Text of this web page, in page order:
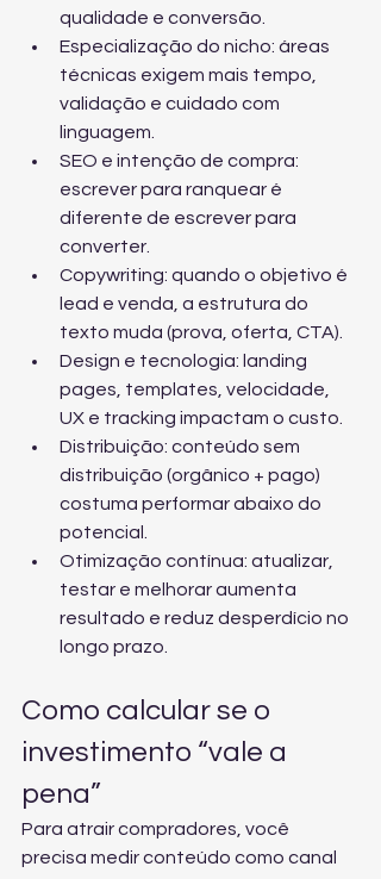
qualidade e conversão.
Especialização do nicho: áreas
técnicas exigem mais tempo,
validação e cuidado com
linguagem.
SEO e intenção de compra:
escrever para ranquear é
diferente de escrever para
converter.
Copywriting: quando o objetivo é
lead e venda, a estrutura do
texto muda (prova, oferta, CTA).
Design e tecnologia: landing
pages, templates, velocidade,
UX e tracking impactam o custo.
Distribuição: conteúdo sem
distribuição (orgânico + pago)
costuma performar abaixo do
potencial.
Otimização contínua: atualizar,
testar e melhorar aumenta
resultado e reduz desperdício no
longo prazo.
Como calcular se o
investimento “vale a
pena”
Para atrair compradores, você
precisa medir conteúdo como canal